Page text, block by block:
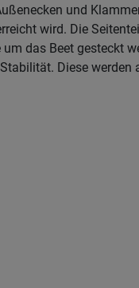
und
wird. Die
das Beet gesteckt
Diese werden